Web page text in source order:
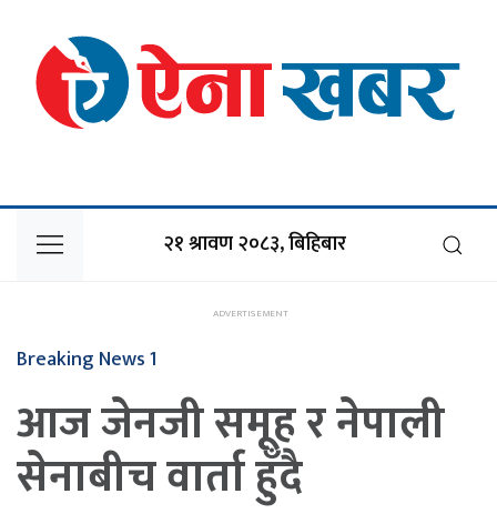
२१ श्रावण २०८३, बिहिबार
Breaking News 1
आज जेनजी समूह र नेपाली
सेनाबीच वार्ता हुँदै